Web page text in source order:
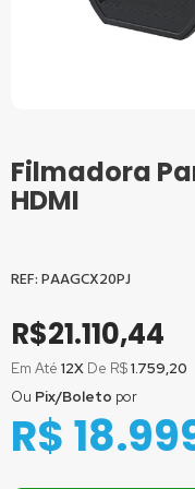
Filmadora
HDMI
PAAGCX20PJ
R$21.110,44
Em Até 12X De R$1.759,20
Ou em até1xde R$
Ou em até2xde R$
R$
Ou Pix/Boleto por
Saltar
para
o
Galeria
imagens